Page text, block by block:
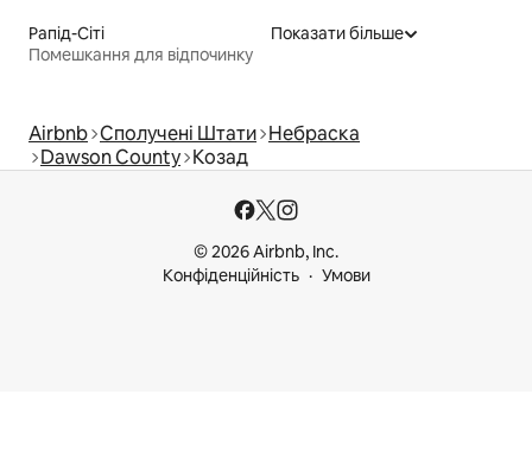
Рапід-Сіті
Помешкання для відпочинку
Показати більше
Airbnb Сполучені Штати Небраска
Dawson County Козад
© 2026 Airbnb, Inc.
Конфіденційність
Умови